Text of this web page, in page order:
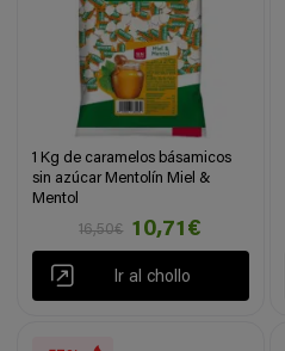
1 Kg de caramelos básamicos
sin azúcar Mentolín Miel &
Mentol
16,50€
10,71€
Ir al chollo